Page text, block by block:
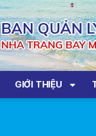
GIỚI THIỆU